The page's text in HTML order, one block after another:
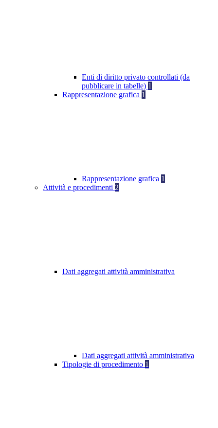
Enti di diritto privato controllati (da
pubblicare in tabelle) 1
Rappresentazione grafica 1
Rappresentazione grafica 1
Attività e procedimenti 2
Dati aggregati attività amministrativa
Dati aggregati attività amministrativa
Tipologie di procedimento 1